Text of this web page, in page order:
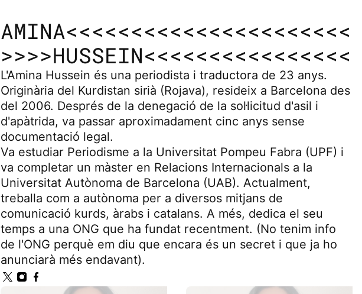
L'Amina Hussein és una periodista i traductora de 23 anys.
Originària del Kurdistan sirià (Rojava), resideix a Barcelona des
del 2006. Després de la denegació de la sol·licitud d'asil i
d'apàtrida, va passar aproximadament cinc anys sense
documentació legal.
Va estudiar Periodisme a la Universitat Pompeu Fabra (UPF) i
va completar un màster en Relacions Internacionals a la
Universitat Autònoma de Barcelona (UAB). Actualment,
treballa com a autònoma per a diversos mitjans de
comunicació kurds, àrabs i catalans. A més, dedica el seu
temps a una ONG que ha fundat recentment. (No tenim info
de l'ONG perquè em diu que encara és un secret i que ja ho
anunciarà més endavant).